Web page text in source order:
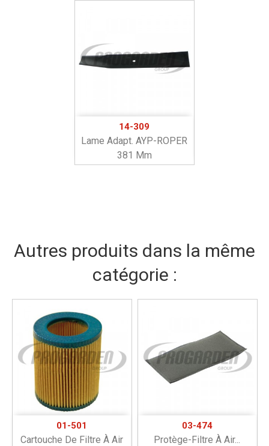
14-309
Lame Adapt. AYP-ROPER
381 Mm
Autres produits dans la même
catégorie :
01-501
Cartouche De Filtre À Air
03-474
Protège-Filtre À Air...